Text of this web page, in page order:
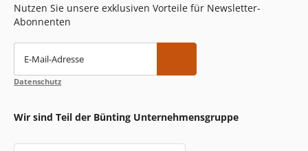
Nutzen Sie unsere exklusiven Vorteile für Newsletter-
Abonnenten
E-Mail-Adresse
Datenschutz
Wir sind Teil der Bünting Unternehmensgruppe